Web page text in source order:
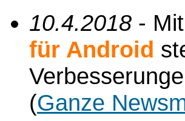
10.4.2018 -
für Android
(Ganze